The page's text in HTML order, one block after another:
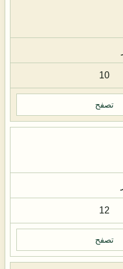
10
تصفح
12
تصفح